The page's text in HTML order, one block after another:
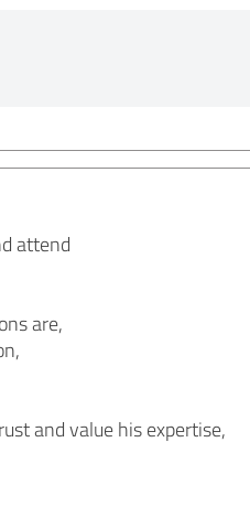
attend
are,
and value his expertise,